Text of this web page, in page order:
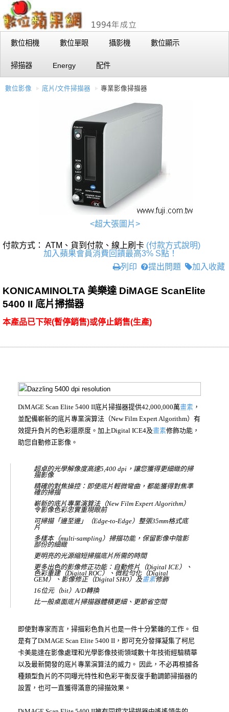
數位相機 數位單眼 攝影機 數位顯示
掃描器 Energy 配件
數位影像 底片/文件掃描器 專業影像掃描器
<超大張圖片>
付款方式： ATM、貨到付款、線上刷卡 (付款方式說明)
加入蘋果會員消費回饋最高3% S點！
列印
提出問題 加入收藏
KONICAMINOLTA 美樂達 DiMAGE ScanElite
5400 II 底片掃描器
本產品已下架(暫停銷售)或停止銷售(生產)
DiMAGE Scan Elite 5400 II底片掃描器提供42,000,000萬畫素 ，
並配備嶄新的底片專業演算法（New Film Expert Algorithm）有
效提升負片的色彩還原度。加上Digital ICE4及畫素修飾功能，
助您自動修正影像。
超卓的光學解像度高達5,400 dpi，讓您獲得更細緻的掃
描影像
精確的對焦操控：即使底片輕微彎曲，都能獲得對焦準
確的掃描
嶄新的底片專業演算法（New Film Expert Algorithm）
令影像色彩忠實重現眼前
可掃描「邊至邊」（Edge-to-Edge）整張35mm格式底
片
多樣本（multi-sampling）掃描功能，保留影像中陰影
部份的細緻
更明亮的光源縮短掃描底片所需的時間
更多出色的影像修正功能：自動修片（Digital ICE）、
色彩重建（Digital ROC）、微粒勻化（Digital
GEM）、影像修正（Digital SHO）及畫素修飾
16位元（bit）A/D轉換
比一般桌面底片掃描器體積更細、更節省空間
即使對專家而言，掃描彩色負片也是一件十分繁雜的工作。 但
是有了DiMAGE Scan Elite 5400 II，即可充分發揮凝集了柯尼
卡美能達在影像處理和光學影像技術領域數十年技術經驗精華
以及最新開發的底片專業演算法的威力。 因此，不必再根據各
種類型負片的不同曝光特性和色彩平衡反復手動調節掃描器的
設置，也可一直獲得滿意的掃描效果。